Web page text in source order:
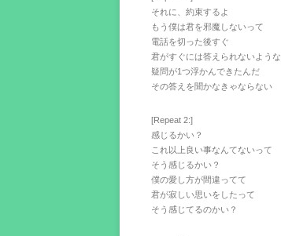
それに、約束するよ
もう僕は君を邪魔しないって
電話を切った後すぐ
君がすぐには答えられないような
疑問が1つ浮かんできたんだ
その答えを聞かなきゃならない
[Repeat 2:]
感じるかい？
これ以上良い事なんてないって
そう感じるかい？
僕の愛し方が間違ってて
君が寂しい思いをしたって
そう感じてるのかい？